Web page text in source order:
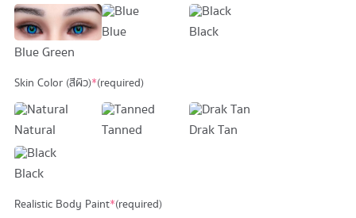
Blue Green
Blue Black
Skin Color (สีผิว)*(required)
Natural Tanned Drak Tan
Black
Realistic Body Paint*(required)